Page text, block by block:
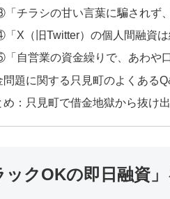
チラシの甘い言葉に騙されず
X（旧Twitter）の個人間融資は
自営業の資金繰りで、あわや
問題に関する只見町のよくある
め：只見町で借金地獄から抜け
ックOKの即日融資